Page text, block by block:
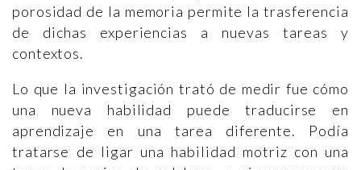
porosidad de la memoria permite la trasferencia
de dichas experiencias a nuevas tareas y
contextos.
Lo que la investigación trató de medir fue cómo
una nueva habilidad puede traducirse en
aprendizaje en una tarea diferente. Podía
tratarse de ligar una habilidad motriz con una